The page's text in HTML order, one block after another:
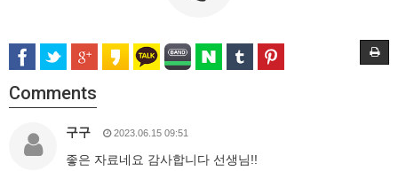
Comments
구구 2023.06.15 09:51
좋은 자료네요 감사합니다 선생님!!